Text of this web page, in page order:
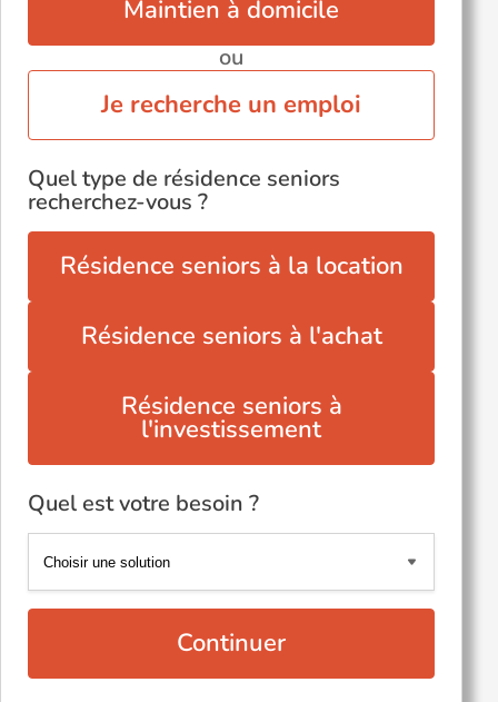
Maintien à domicile
ou
Je recherche un emploi
Quel type de résidence seniors
recherchez-vous ?
Résidence seniors à la location
Résidence seniors à l'achat
Résidence seniors à
l'investissement
Quel est votre besoin ?
Continuer